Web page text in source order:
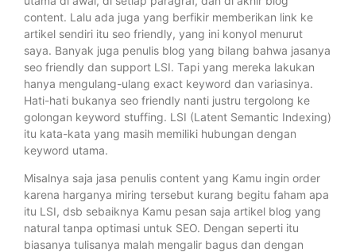
content. Lalu ada juga yang berfikir memberikan link ke
artikel sendiri itu seo friendly, yang ini konyol menurut
saya. Banyak juga penulis blog yang bilang bahwa jasanya
seo friendly dan support LSI. Tapi yang mereka lakukan
hanya mengulang-ulang exact keyword dan variasinya.
Hati-hati bukanya seo friendly nanti justru tergolong ke
golongan keyword stuffing. LSI (Latent Semantic Indexing)
itu kata-kata yang masih memiliki hubungan dengan
keyword utama.
Misalnya saja jasa penulis content yang Kamu ingin order
karena harganya miring tersebut kurang begitu faham apa
itu LSI, dsb sebaiknya Kamu pesan saja artikel blog yang
natural tanpa optimasi untuk SEO. Dengan seperti itu
biasanya tulisanya malah mengalir bagus dan dengan